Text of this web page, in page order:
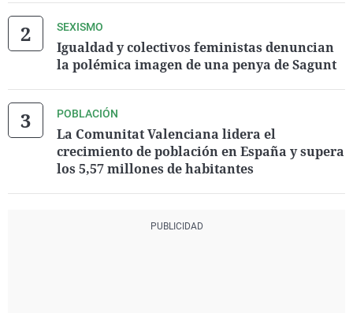
SEXISMO
Igualdad y colectivos feministas denuncian
la polémica imagen de una penya de Sagunt
POBLACIÓN
La Comunitat Valenciana lidera el
crecimiento de población en España y supera
los 5,57 millones de habitantes